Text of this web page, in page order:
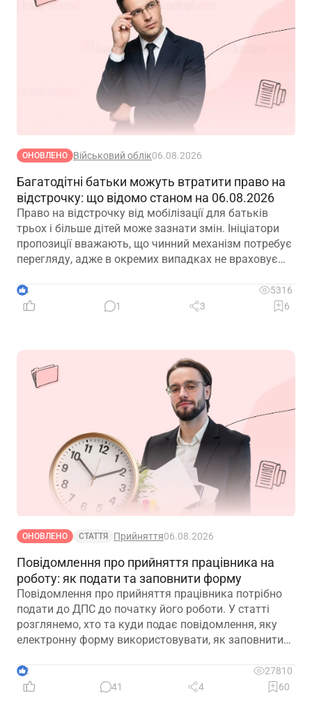
ОНОВЛЕНО Військовий облік06.08.2026
Багатодітні батьки можуть втратити право на
відстрочку: що відомо станом на 06.08.2026
Право на відстрочку від мобілізації для батьків
трьох і більше дітей може зазнати змін. Ініціатори
пропозиції вважають, що чинний механізм потребує
перегляду, адже в окремих випадках не враховує
дітей. Водночас вже з’явилися перші офіційні
коментарі
4
5316
1
3 6
ОНОВЛЕНО СТАТТЯ Прийняття06.08.2026
Повідомлення про прийняття працівника на
роботу: як подати та заповнити форму
Повідомлення про прийняття працівника потрібно
подати до ДПС до початку його роботи. У статті
розглянемо, хто та куди подає повідомлення, яку
електронну форму використовувати, як заповнити
несвоєчасного подання
2
27810
41
4 60